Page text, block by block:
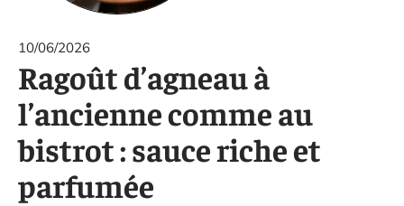
10/06/2026
Ragoût d’agneau à
l’ancienne comme au
bistrot : sauce riche et
parfumée